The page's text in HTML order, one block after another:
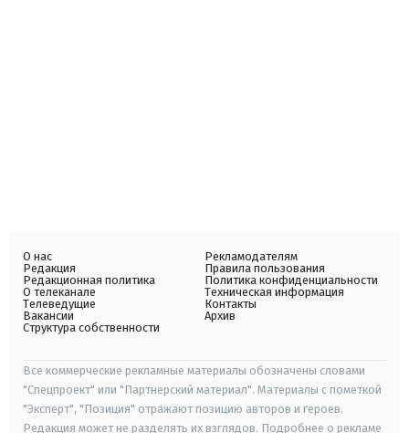
О нас
Редакция
Редакционная политика
О телеканале
Телеведущие
Вакансии
Структура собственности
Рекламодателям
Правила пользования
Политика конфиденциальности
Техническая информация
Контакты
Архив
Все коммерческие рекламные материалы обозначены словами
"Спецпроект" или "Партнерский материал". Материалы с пометкой
"Эксперт", "Позиция" отражают позицию авторов и героев.
Редакция может не разделять их взглядов. Подробнее о рекламе